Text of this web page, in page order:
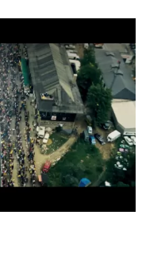
трейлер